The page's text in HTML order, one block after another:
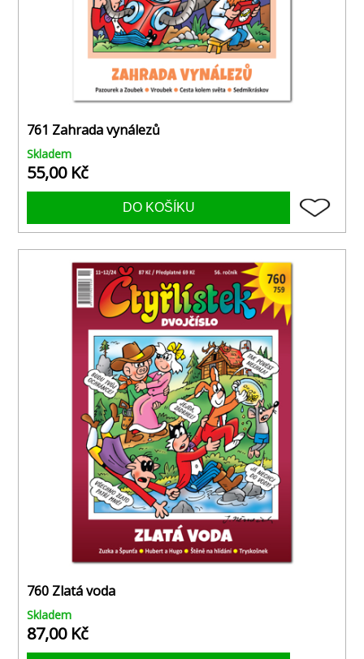
761 Zahrada vynálezů
Skladem
55,00 Kč
760 Zlatá voda
Skladem
87,00 Kč